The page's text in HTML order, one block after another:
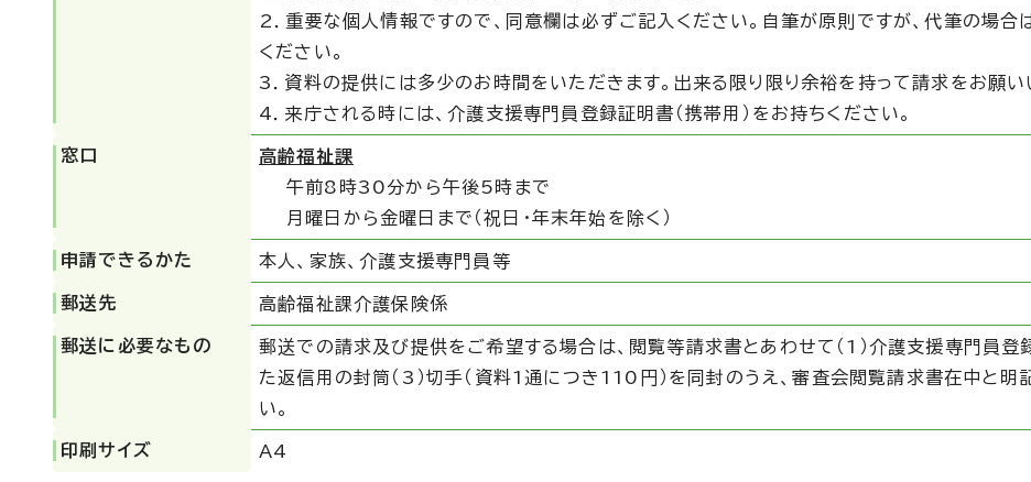
2．重要な個人情報ですので、同意欄は必ずご記入ください。自筆が原則ですが、代筆の場合
ください。
3．資料の提供には多少のお時間をいただきます。出来る限り限り余裕を持って請求をお願い
4．来庁される時には、介護支援専門員登録証明書（携帯用）をお持ちください。
窓口
高齢福祉課
午前8時30分から午後5時まで
月曜日から金曜日まで（祝日・年末年始を除く）
申請できるかた 本人、家族、介護支援専門員等
郵送先 高齢福祉課介護保険係
郵送に必要なもの
郵送での請求及び提供をご希望する場合は、閲覧等請求書とあわせて（1）介護支援専門員登
た返信用の封筒（3）切手（資料1通につき110円）を同封のうえ、審査会閲覧請求書在中と
い。
印刷サイズ A4